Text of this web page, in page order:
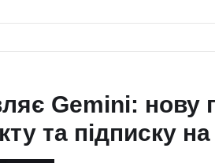
Gemini: нову
та підписку